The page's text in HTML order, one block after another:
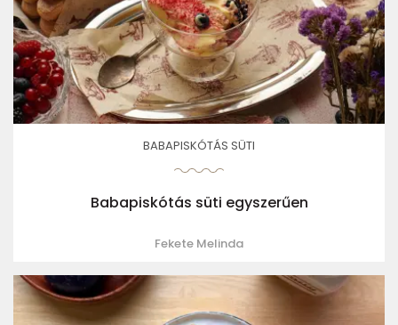
BABAPISKÓTÁS SÜTI
Babapiskótás süti egyszerűen
Fekete Melinda